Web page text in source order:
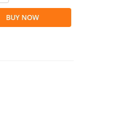
BUY NOW